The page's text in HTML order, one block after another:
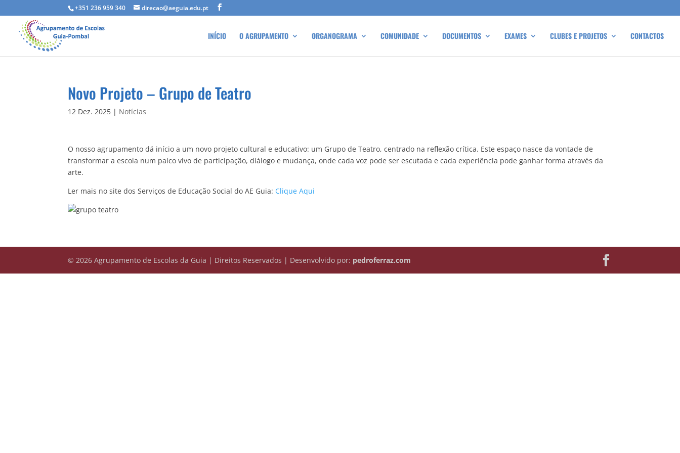
+351 236 959 340 direcao@aeguia.edu.pt
INÍCIO O AGRUPAMENTO ORGANOGRAMA COMUNIDADE DOCUMENTOS EXAMES CLUBES E PROJETOS CONTACTOS
Novo Projeto – Grupo de Teatro
12 Dez. 2025 | Notícias
O nosso agrupamento dá início a um novo projeto cultural e educativo: um Grupo de Teatro, centrado na reflexão crítica. Este espaço nasce da vontade de
transformar a escola num palco vivo de participação, diálogo e mudança, onde cada voz pode ser escutada e cada experiência pode ganhar forma através da
arte.
Ler mais no site dos Serviços de Educação Social do AE Guia: Clique Aqui
© 2026 Agrupamento de Escolas da Guia | Direitos Reservados | Desenvolvido por: pedroferraz.com